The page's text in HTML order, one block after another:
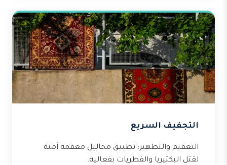
التجفيف السريع
التعقيم والتطهير: تطبيق محاليل معقمة آمنة
لقتل البكتيريا والفطريات بفعالية.